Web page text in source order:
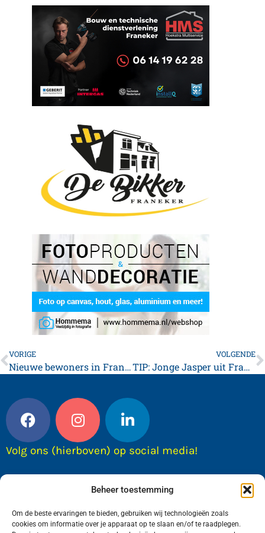
Beheer toestemming
Om de beste ervaringen te bieden, gebruiken wij technologieën zoals
cookies om informatie over je apparaat op te slaan en/of te raadplegen.
VORIGE
Nieuwe bewoners in Franeker: Ontdek de Ienie Mini’s in de binnenstad
VOLGENDE
TIP: Jonge Jasper uit Franeker vaart mee in IFKS Skûtsjesilen 2025
Volg ons (hierboven) op social media!